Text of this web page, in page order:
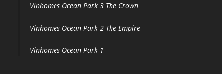
Vinhomes Ocean Park 3 The Crown
Vinhomes Ocean Park 2 The Empire
Vinhomes Ocean Park 1